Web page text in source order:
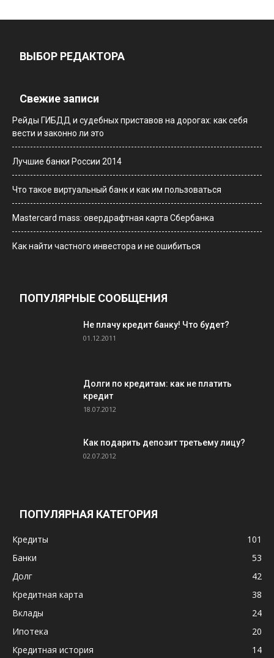
ВЫБОР РЕДАКТОРА
Свежие записи
Рейды ГИБДД и судебных приставов на дорогах: как себя
вести и законно ли это
Лучшие банки России 2014
Что такое виртуальный банк и как им пользоваться
Мastercard mass: овердрафтная карта Сбербанка
Как найти частного инвестора и не ошибиться
ПОПУЛЯРНЫЕ СООБЩЕНИЯ
Не плачу кредит банку! Что будет?
01.12.2011
Долги по кредитам: как не платить
кредит
18.07.2012
Как подарить депозит третьему лицу?
02.07.2012
ПОПУЛЯРНАЯ КАТЕГОРИЯ
Кредиты
101
Банки
53
Долг
42
Кредитная карта
38
Вклады
24
Ипотека
20
Кредитная история
14